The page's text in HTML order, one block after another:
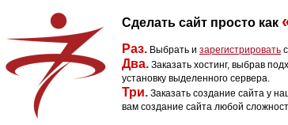
Сделать сайт просто как
Раз. Выбрать и зарегистрировать
Два. Заказать хостинг, выбрав
установку выделенного сервера.
Три. Заказать создание сайта у
вам создание сайта любой